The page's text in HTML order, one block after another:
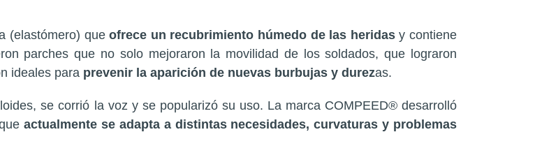
(elastómero) queofrece un recubrimiento húmedo de las heridasy contiene
parches que no solo mejoraron la movilidad de los soldados, que lograron
ideales para prevenir la aparición de nuevas burbujas y durezas.
se corrió la voz y se popularizó su uso. La marca COMPEED® desarrolló
actualmente se adapta a distintas necesidades, curvaturas y problemas